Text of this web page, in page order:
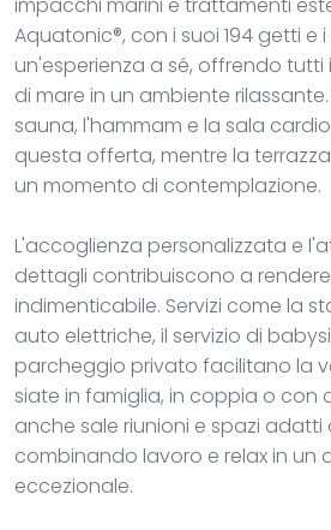
Aquatonic®, con i suoi 194 getti e
un'esperienza a sé, offrendo
di mare in un ambiente
sauna, l'hammam e la sala
questa offerta, mentre la
un momento di contemplazione.
L'accoglienza personalizzata e
dettagli contribuiscono a
indimenticabile. Servizi come la
auto elettriche, il servizio di
parcheggio privato facilitano la
siate in famiglia, in coppia o con
anche sale riunioni e spazi adatti
combinando lavoro e relax in un
eccezionale.